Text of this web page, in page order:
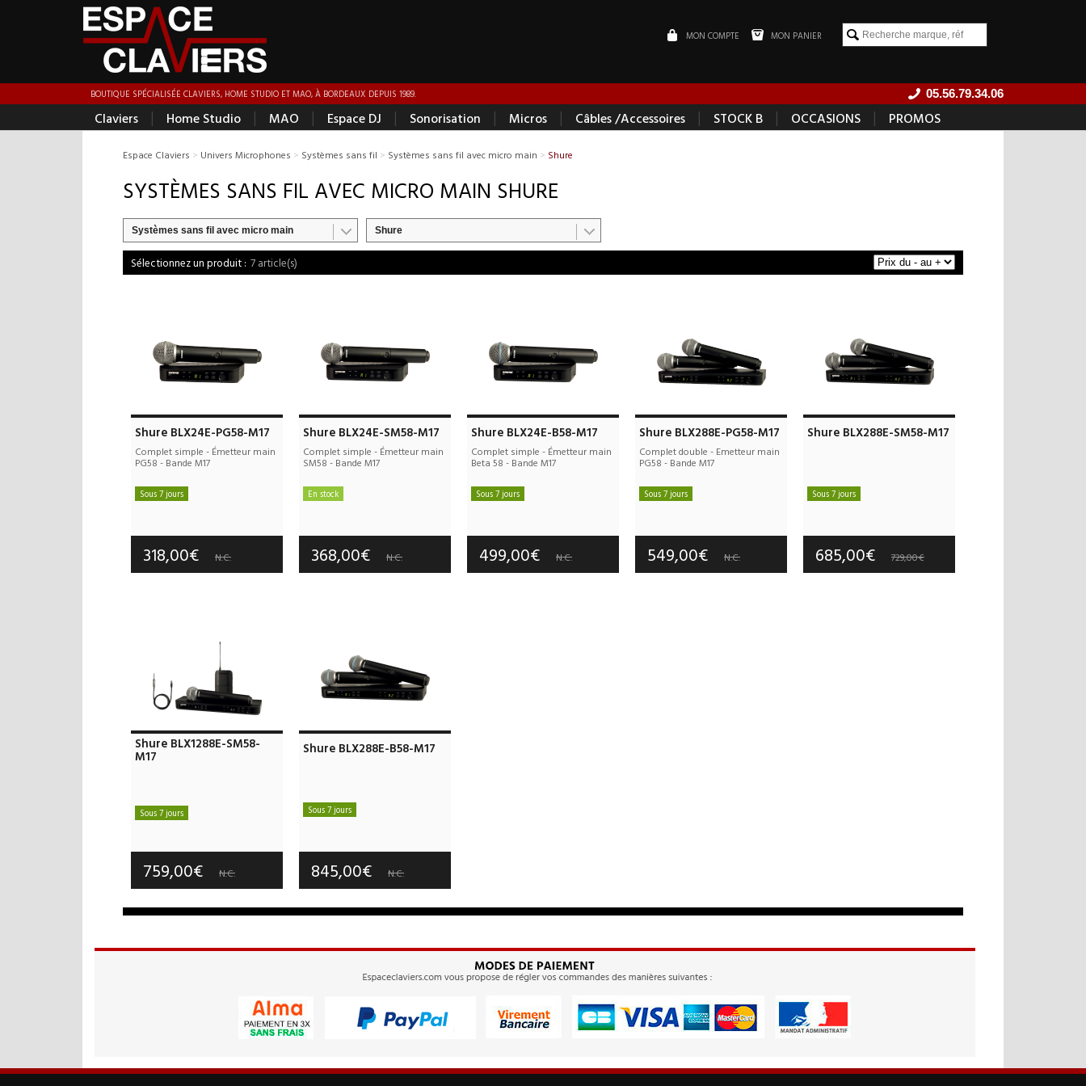
MON PANIER
MON COMPTE
05.56.79.34.06
BOUTIQUE SPÉCIALISÉE CLAVIERS, HOME STUDIO ET MAO, À BORDEAUX DEPUIS 1989.
Claviers | Home Studio | MAO | Espace DJ | Sonorisation | Micros | Câbles /Accessoires | STOCK B | OCCASIONS | PROMOS
Espace Claviers > Univers Microphones > Systèmes sans fil > Systèmes sans fil avec micro main > Shure
SYSTÈMES SANS FIL AVEC MICRO MAIN SHURE
Systèmes sans fil avec micro main Shure
7 article(s)
Shure BLX24E-PG58-M17
Complet simple - Émetteur main
PG58 - Bande M17
Sous 7 jours
Garantie :3 an(s)
318,00€ N.C.
Shure BLX24E-SM58-M17
Complet simple - Émetteur main
SM58 - Bande M17
En stock
Garantie :3 an(s)
368,00€ N.C.
Shure BLX24E-B58-M17
Complet simple - Émetteur main
Beta 58 - Bande M17
Sous 7 jours
Garantie :3 an(s)
499,00€ N.C.
Shure BLX288E-PG58-M17
Complet double - Emetteur main
PG58 - Bande M17
Sous 7 jours
Garantie :3 an(s)
549,00€ N.C.
Shure BLX288E-SM58-M17
Sous 7 jours
Garantie :3 an(s)
685,00€ 729,00€
Shure BLX1288E-SM58-
M17
Sous 7 jours
759,00€ N.C.
Shure BLX288E-B58-M17
Sous 7 jours
Garantie :3 an(s)
845,00€ N.C.